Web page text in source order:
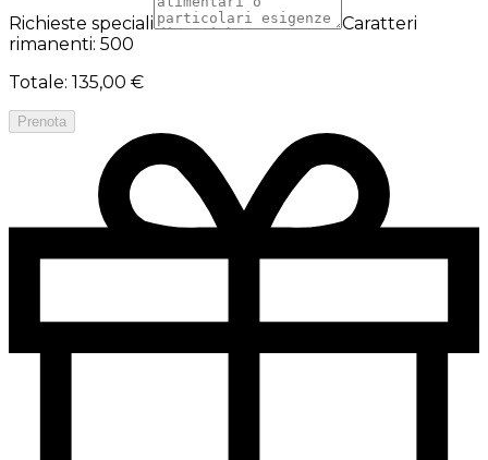
Richieste speciali
Caratteri
rimanenti: 500
Totale: 135,00 €
Prenota